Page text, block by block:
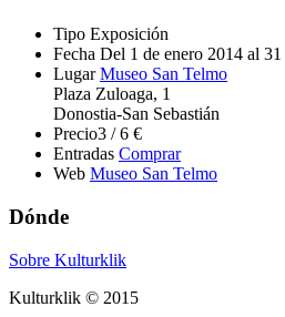
Tipo Exposición
Fecha Del 1 de enero 2014 al
Lugar Museo San Telmo
Plaza Zuloaga, 1
Donostia-San Sebastián
Precio3 / 6 €
Entradas Comprar
Web Museo San Telmo
Dónde
Sobre Kulturklik
Kulturklik © 2015